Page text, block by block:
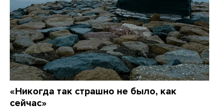
«Никогда так страшно не было, как
сейчас»